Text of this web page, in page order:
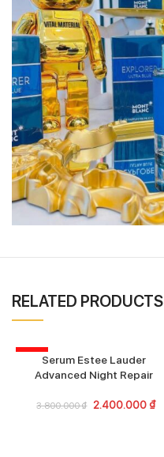
RELATED PRODUCTS
-37% Serum Estee Lauder
Advanced Night Repair
3.800.000₫ 2.400.000 ₫